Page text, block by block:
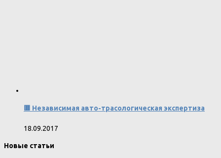
🟥 Независимая авто-трасологическая экспертиза
18.09.2017
Новые статьи